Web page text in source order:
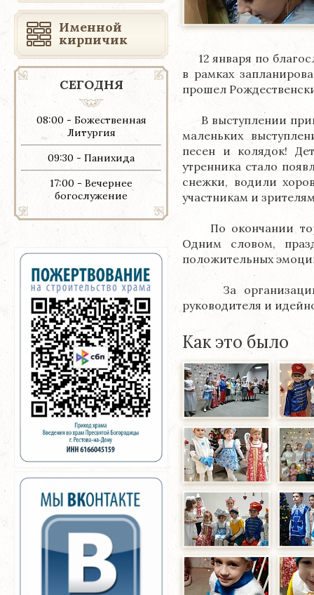
12 января по
в рамках
прошел
В выступлении
маленьких
песен и колядок!
утренника стало
снежки, водили
участникам и
По окончании
Одним словом,
положительных
За организацию
руководителя и
Как это было
Именной
кирпичик
СЕГОДНЯ
08:00 - Божественная
Литургия
09:30 - Панихида
17:00 - Вечернее
богослужение